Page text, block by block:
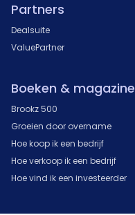
Partners
Dealsuite
ValuePartner
Boeken & magazine
Brookz 500
Groeien door overname
Hoe koop ik een bedrijf
Hoe verkoop ik een bedrijf
Hoe vind ik een investeerder